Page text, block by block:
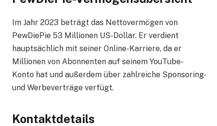
Im Jahr 2023 beträgt das Nettovermögen von
PewDiePie 53 Millionen US-Dollar. Er verdient
hauptsächlich mit seiner Online-Karriere, da er
Millionen von Abonnenten auf seinem YouTube-
Konto hat und außerdem über zahlreiche Sponsoring-
und Werbeverträge verfügt.
Kontaktdetails